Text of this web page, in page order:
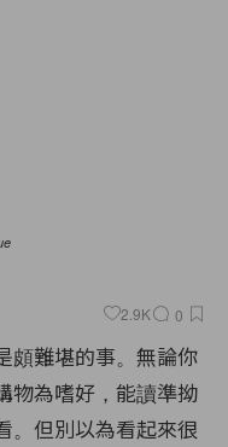
2.9K 0
頗難堪的事。無論你
物為嗜好，能讀準拗
。但別以為看起來很